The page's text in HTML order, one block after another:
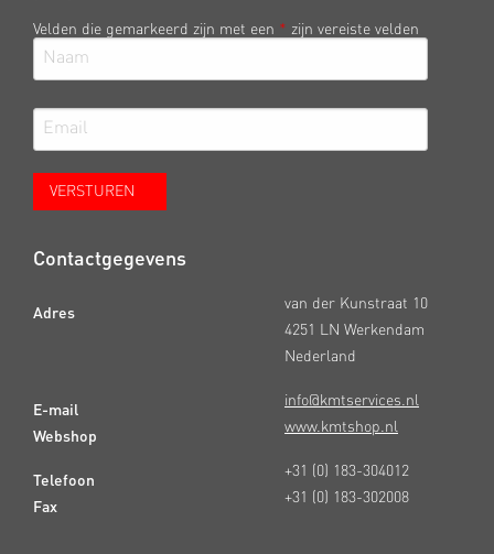
Velden die gemarkeerd zijn met een * zijn vereiste velden
Contactgegevens
Adres
E-mail
Webshop
Telefoon
Fax
van der Kunstraat 10
4251 LN Werkendam
Nederland
info@kmtservices.nl
www.kmtshop.nl
+31 (0) 183-304012
+31 (0) 183-302008